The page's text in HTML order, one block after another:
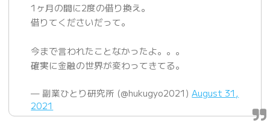
1ヶ月の間に2度の借り換え。
借りてくださいだって。
今まで言われたことなかったよ。。。
確実に金融の世界が変わってきてる。
— 副業ひとり研究所 (@hukugyo2021)August 31,
2021